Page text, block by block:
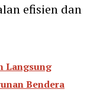
efisien dan
Langsung
Bendera